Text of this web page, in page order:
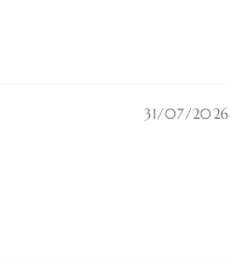
31/07/2026